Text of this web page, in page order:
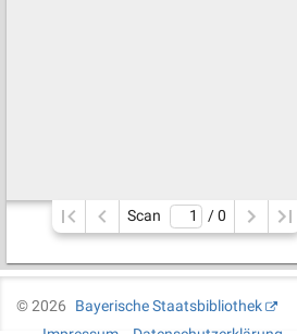
Scan / 0
©2026
Bayerische Staatsbibliothek